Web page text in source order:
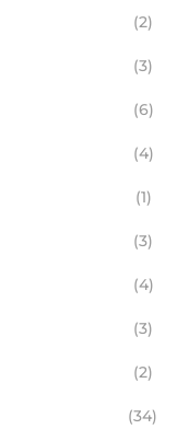
(2)
(3)
(6)
(4)
(1)
(3)
(4)
(3)
(2)
(34)